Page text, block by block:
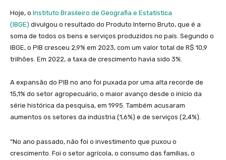
Hoje, o Instituto Brasileiro de Geografia e Estatística
(IBGE) divulgou o resultado do Produto Interno Bruto, que é a
soma de todos os bens e serviços produzidos no país. Segundo o
IBGE, o PIB cresceu 2,9% em 2023, com um valor total de R$ 10,9
trilhões. Em 2022, a taxa de crescimento havia sido 3%.
A expansão do PIB no ano foi puxada por uma alta recorde de
15,1% do setor agropecuário, o maior avanço desde o início da
série histórica da pesquisa, em 1995. Também acusaram
aumentos os setores da indústria (1,6%) e de serviços (2,4%).
“No ano passado, não foi o investimento que puxou o
crescimento. Foi o setor agrícola, o consumo das famílias, o